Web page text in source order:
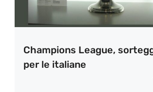
Champions League,
per le italiane